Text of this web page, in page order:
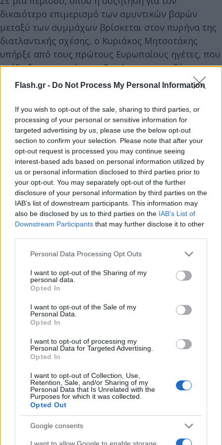
Flash.gr - Do Not Process My Personal Information
If you wish to opt-out of the sale, sharing to third parties, or
processing of your personal or sensitive information for
targeted advertising by us, please use the below opt-out
section to confirm your selection. Please note that after your
opt-out request is processed you may continue seeing
interest-based ads based on personal information utilized by
us or personal information disclosed to third parties prior to
your opt-out. You may separately opt-out of the further
disclosure of your personal information by third parties on the
IAB’s list of downstream participants. This information may
also be disclosed by us to third parties on the IAB’s List of
Downstream Participants that may further disclose it to other
Please note that this website/app uses one or more Google
not limited to your visit or usage behaviour. You may click to
grant or deny consent to Google and its third-party tags to
use your data for below specified purposes in below Google
consent section.
Personal Data Processing Opt Outs
I want to opt-out of the Sharing of my
personal data.
Opted In
I want to opt-out of the Sale of my
Personal Data.
Opted In
I want to opt-out of processing my
Personal Data for Targeted Advertising.
Opted In
I want to opt-out of Collection, Use,
Retention, Sale, and/or Sharing of my
Personal Data that Is Unrelated with the
Purposes for which it was collected.
Opted Out
Google consents
I want to allow Google to enable storage
δικαιότερο επιμερισμό των αμυντικών βαρών
μεταξύ των συμμάχων βρίσκεται στον πυρήνα της
διατλαντικής σχέσης, ο Κυριάκος Μητσοτάκης
υπήρξε από τους πρώτους Ευρωπαίους ηγέτες, που
ανέδειξαν την ανάγκη η Ευρώπη να επενδύσει
περισσότερο και αποτελεσματικότερα στη
αμυντική βιομηχανική βάση, ούτως ώστε να
διαμορφώσει έναν ισχυρότερο ευρωπαϊκό πυλώνα
εντός του ΝΑΤΟ. Κυβερνητικές πηγές
υπογραμμίζουν, εξάλλου, ότι η θέση της Ελλάδος
παραμένει σταθερή: μια ισχυρότερη αμυντικά
Ευρώπη δεν λειτουργεί ανταγωνιστικά προς τις
Ηνωμένες Πολιτείες, αλλά αποτελεί έναν
ισχυρότερο και πιο αξιόπιστο εταίρο,
συμβάλλοντας τελικά σε ένα ισχυρότερο ΝΑΤΟ.
- Ερντογάν
Πάντως, η προσοχή της Αθήνας θα είναι εκ των
αμερικανοτουρκικό ραντεβού κορυφής ανάμεσα σε
Ντόναλντ Τραμπ
καθώς η Άγκυρα επιχειρεί να εκμεταλλευθεί την
καλή προσωπική χημεία των δύο ηγετών
προκειμένου να αποσπάσει σημαντικές συμφωνίες
στο αμυντικό πεδίο.
Στην Αθήνα έχει ήδη προεξοφληθεί πως ο
Αμερικανός πρόεδρος θα επιχειρήσει μέσω της
προμήθειας αμερικανικών κινητήρων για τα